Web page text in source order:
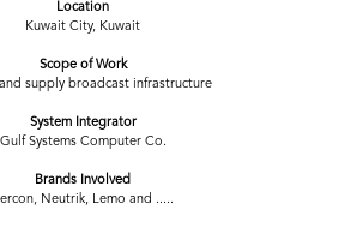
Location
Kuwait City, Kuwait
Scope of Work
supply broadcast infrastructure
System Integrator
Gulf Systems Computer Co.
Brands Involved
Neutrik, Lemo and .....